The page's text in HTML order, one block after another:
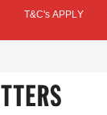
T&C's APPLY